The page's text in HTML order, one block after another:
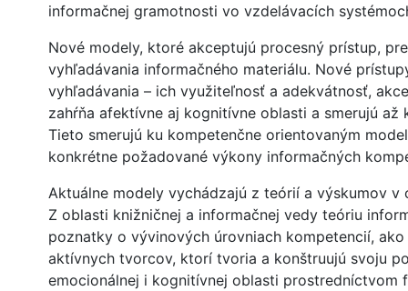
informačnej gramotnosti vo vzdelávacích
Nové modely, ktoré akceptujú procesný prístup,
vyhľadávania informačného materiálu. Nové
vyhľadávania – ich využiteľnosť a adekvátnosť,
zahŕňa afektívne aj kognitívne oblasti a smerujú
Tieto smerujú ku kompetenčne orientovaným
konkrétne požadované výkony informačných
Aktuálne modely vychádzajú z teórií a výskumov
Z oblasti knižničnej a informačnej vedy teóriu
poznatky o vývinových úrovniach kompetencií,
aktívnych tvorcov, ktorí tvoria a konštruujú svoju
emocionálnej i kognitívnej oblasti prostredníctvom